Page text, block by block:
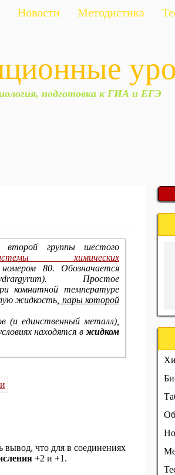
Новости Методистика
подготовка к ГИА и ЕГЭ
группы шестого
химических
80. Обозначается
). Простое
комнатной температуре
жидкость, пары которой
(и единственный металл),
находятся в жидком
вывод, что для в соединениях
+2 и +1.